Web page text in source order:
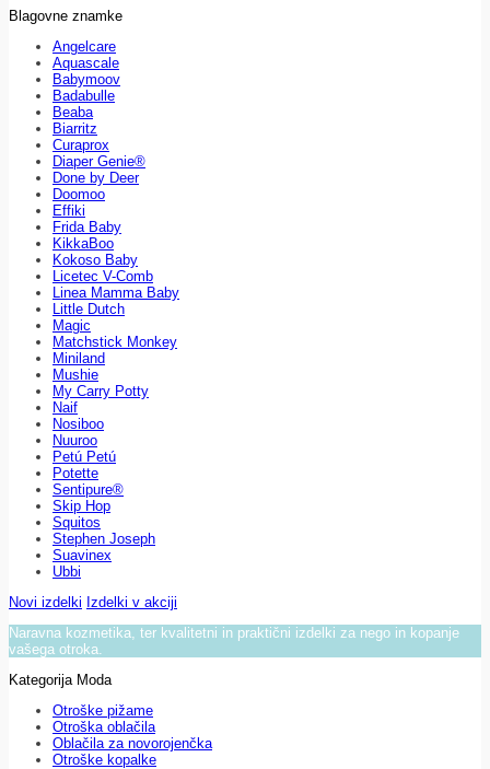
Blagovne znamke
Angelcare
Aquascale
Babymoov
Badabulle
Beaba
Biarritz
Curaprox
Diaper Genie®
Done by Deer
Doomoo
Effiki
Frida Baby
KikkaBoo
Kokoso Baby
Licetec V-Comb
Linea Mamma Baby
Little Dutch
Magic
Matchstick Monkey
Miniland
Mushie
My Carry Potty
Naif
Nosiboo
Nuuroo
Petú Petú
Potette
Sentipure®
Skip Hop
Squitos
Stephen Joseph
Suavinex
Ubbi
Novi izdelki Izdelki v akciji
Naravna kozmetika, ter kvalitetni in praktični izdelki za nego in kopanje
vašega otroka.
Kategorija Moda
Otroške pižame
Otroška oblačila
Oblačila za novorojenčka
Otroške kopalke